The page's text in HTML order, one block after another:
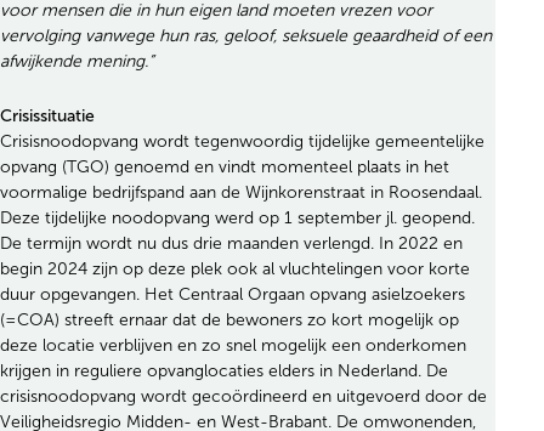
voor mensen die in hun eigen land moeten vrezen voor
vervolging vanwege hun ras, geloof, seksuele geaardheid of een
afwijkende mening.”
Crisissituatie
Crisisnoodopvang wordt tegenwoordig tijdelijke gemeentelijke
opvang (TGO) genoemd en vindt momenteel plaats in het
voormalige bedrijfspand aan de Wijnkorenstraat in Roosendaal.
Deze tijdelijke noodopvang werd op 1 september jl. geopend.
De termijn wordt nu dus drie maanden verlengd. In 2022 en
begin 2024 zijn op deze plek ook al vluchtelingen voor korte
duur opgevangen. Het Centraal Orgaan opvang asielzoekers
(=COA) streeft ernaar dat de bewoners zo kort mogelijk op
deze locatie verblijven en zo snel mogelijk een onderkomen
krijgen in reguliere opvanglocaties elders in Nederland. De
crisisnoodopvang wordt gecoördineerd en uitgevoerd door de
Veiligheidsregio Midden- en West-Brabant. De omwonenden,